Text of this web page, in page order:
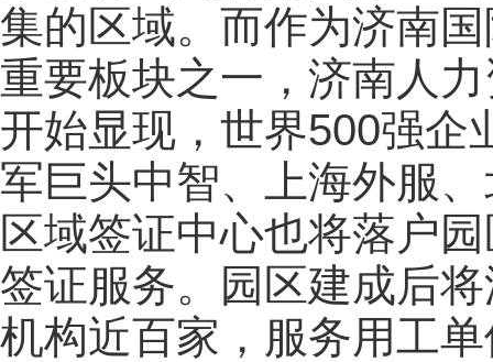
集的区域。而作为济南
重要板块之一，济南人
开始显现，世界500强企
军巨头中智、上海外服
区域签证中心也将落户
签证服务。园区建成后
机构近百家，服务用工